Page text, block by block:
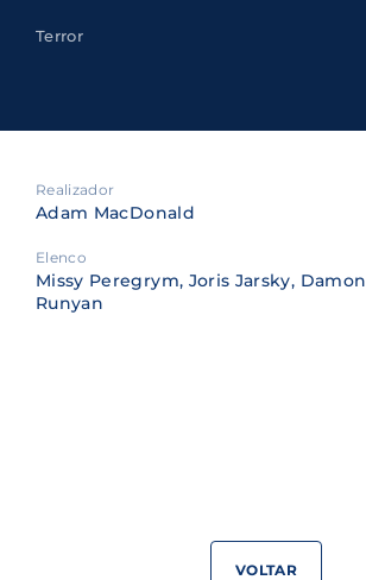
Terror
Realizador
Adam MacDonald
Elenco
Missy Peregrym, Joris Jarsky, Damon
Runyan
VOLTAR